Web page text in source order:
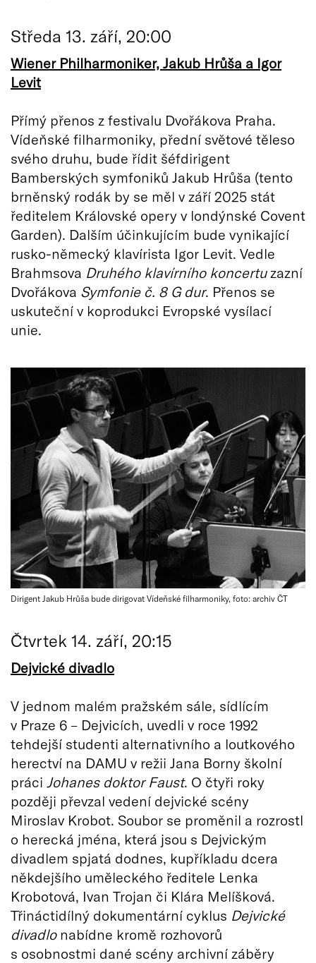
Středa 13. září, 20:00
Wiener Philharmoniker, Jakub Hrůša a Igor
Levit
Přímý přenos z festivalu Dvořákova Praha.
Vídeňské filharmoniky, přední světové těleso
svého druhu, bude řídit šéfdirigent
Bamberských symfoniků Jakub Hrůša (tento
brněnský rodák by se měl v září 2025 stát
ředitelem Královské opery v londýnské Covent
Garden). Dalším účinkujícím bude vynikající
rusko-německý klavírista Igor Levit. Vedle
Brahmsova Druhého klavírního koncertuzazní
Dvořákova Symfonie č. 8 G dur. Přenos se
uskuteční v koprodukci Evropské vysílací
unie.
Dirigent Jakub Hrůša bude dirigovat Vídeňské filharmoniky, foto: archiv ČT
Čtvrtek 14. září, 20:15
Dejvické divadlo
V jednom malém pražském sále, sídlícím
v Praze 6 – Dejvicích, uvedli v roce 1992
tehdejší studenti alternativního a loutkového
herectví na DAMU v režii Jana Borny školní
práci Johanes doktor Faust. O čtyři roky
později převzal vedení dejvické scény
Miroslav Krobot. Soubor se proměnil a rozrostl
o herecká jména, která jsou s Dejvickým
divadlem spjatá dodnes, kupříkladu dcera
někdejšího uměleckého ředitele Lenka
Krobotová, Ivan Trojan či Klára Melíšková.
Třináctidílný dokumentární cyklus Dejvické
divadlonabídne kromě rozhovorů
s osobnostmi dané scény archivní záběry